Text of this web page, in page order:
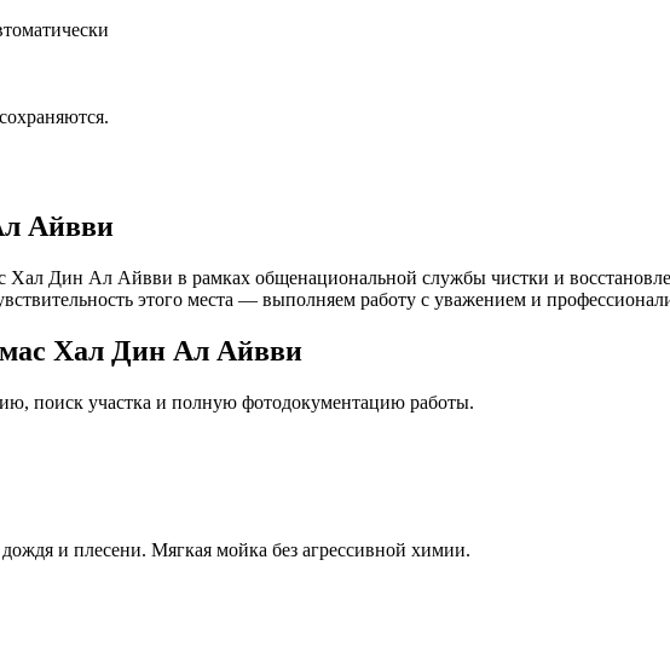
Айвви
Хал Дин Ал Айвви в рамках общенациональной службы чистки и
этого места — выполняем работу с уважением и
Хал Дин Ал Айвви
поиск участка и полную фотодокументацию работы.
и плесени. Мягкая мойка без агрессивной химии.